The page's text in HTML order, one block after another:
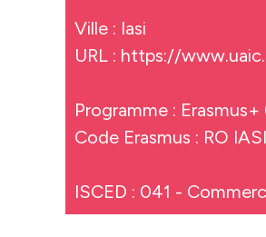
Ville : Iasi
URL : https://
Programme : Erasmus+
Code Erasmus : RO
ISCED : 041 -